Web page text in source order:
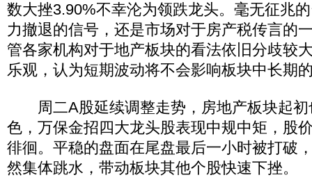
数大挫3.90%不幸沦为领跌龙头。毫无征兆
力撤退的信号，还是市场对于房产税传言的
管各家机构对于地产板块的看法依旧分歧较
乐观，认为短期波动将不会影响板块中长期
周二A股延续调整走势，房地产板块起初
色，万保金招四大龙头股表现中规中矩，股
徘徊。平稳的盘面在尾盘最后一小时被打破
然集体跳水，带动板块其他个股快速下挫。